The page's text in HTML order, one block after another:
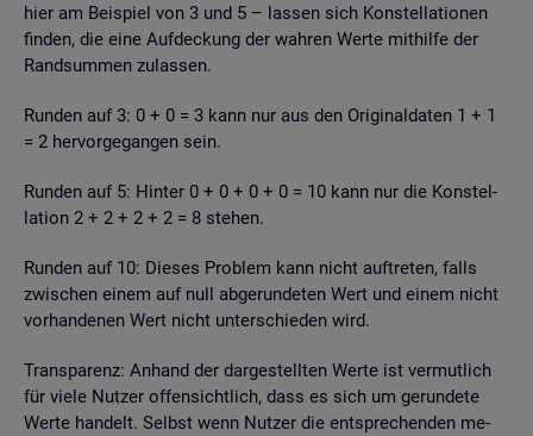
hier am Bei­spiel von 3 und 5 – las­sen sich Kon­stel­la­tio­nen
fin­den, die eine Auf­de­ckung der wah­ren Werte mit­hil­fe der
Rand­sum­men zu­las­sen.
Run­den auf 3: 0 + 0 = 3 kann nur aus den Ori­gi­nal­da­ten 1 + 1
= 2 her­vor­ge­gan­gen sein.
Run­den auf 5: Hin­ter 0 + 0 + 0 + 0 = 10 kann nur die Kon­stel­
la­ti­on 2 + 2 + 2 + 2 = 8 ste­hen.
Run­den auf 10: Die­ses Pro­blem kann nicht auf­tre­ten, falls
zwi­schen einem auf null ab­ge­run­de­ten Wert und einem nicht
vor­han­de­nen Wert nicht un­ter­schie­den wird.
Trans­pa­renz: An­hand der dar­ge­stell­ten Werte ist ver­mut­lich
für viele Nut­zer of­fen­sicht­lich, dass es sich um ge­run­de­te
Werte han­delt. Selbst wenn Nut­zer die ent­spre­chen­den me­